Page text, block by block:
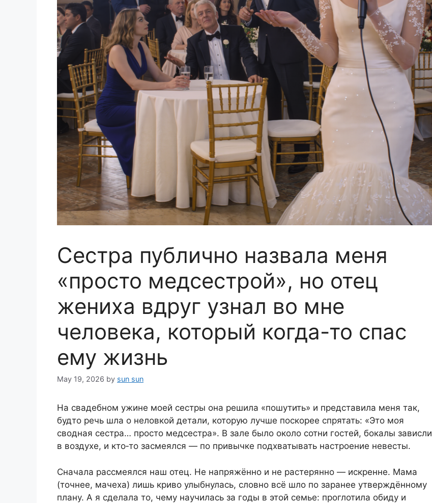
Сестра публично назвала меня
«просто медсестрой», но отец
жениха вдруг узнал во мне
человека, который когда-то спас
ему жизнь
May 19, 2026 by sun sun
На свадебном ужине моей сестры она решила «пошутить» и представила меня так,
будто речь шла о неловкой детали, которую лучше поскорее спрятать: «Это моя
сводная сестра… просто медсестра». В зале было около сотни гостей, бокалы зависли
в воздухе, и кто‑то засмеялся — по привычке подхватывать настроение невесты.
Сначала рассмеялся наш отец. Не напряжённо и не растерянно — искренне. Мама
(точнее, мачеха) лишь криво улыбнулась, словно всё шло по заранее утверждённому
плану. А я сделала то, чему научилась за годы в этой семье: проглотила обиду и